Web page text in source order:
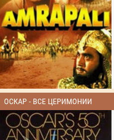
ОСКАР - ВСЕ ЦЕРИМОНИИ